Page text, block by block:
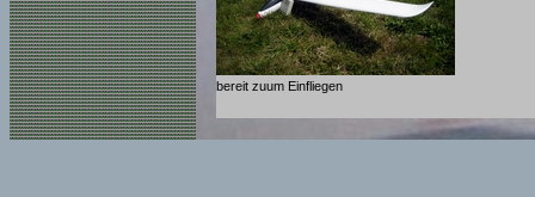
bereit zuum Einfliegen